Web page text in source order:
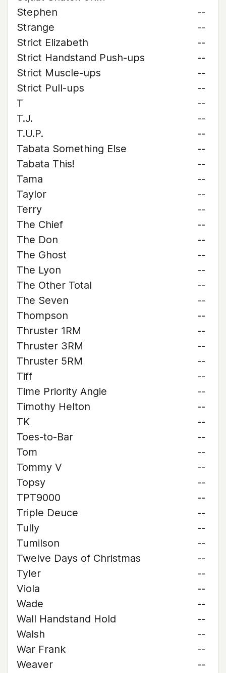
Stephen
--
Strange
--
Strict Elizabeth
--
Strict Handstand Push-ups
--
Strict Muscle-ups
--
Strict Pull-ups
--
T
--
T.J.
--
T.U.P.
--
Tabata Something Else
--
Tabata This!
--
Tama
--
Taylor
--
Terry
--
The Chief
--
The Don
--
The Ghost
--
The Lyon
--
The Other Total
--
The Seven
--
Thompson
--
Thruster 1RM
--
Thruster 3RM
--
Thruster 5RM
--
Tiff
--
Time Priority Angie
--
Timothy Helton
--
TK
--
Toes-to-Bar
--
Tom
--
Tommy V
--
Topsy
--
TPT9000
--
Triple Deuce
--
Tully
--
Tumilson
--
Twelve Days of Christmas
--
Tyler
--
Viola
--
Wade
--
Wall Handstand Hold
--
Walsh
--
War Frank
--
Weaver
--